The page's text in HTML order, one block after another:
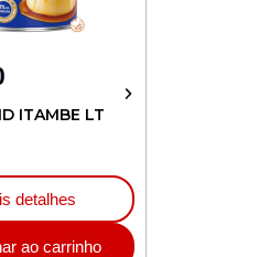
ITAMBE LT
detalhes
ao carrinho